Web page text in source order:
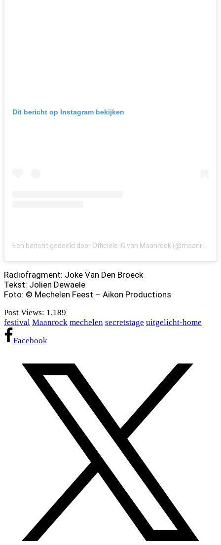
Dit bericht op Instagram bekijken
Radiofragment: Joke Van Den Broeck
Tekst: Jolien Dewaele
Foto: © Mechelen Feest – Aikon Productions
Post Views: 1,189
festival Maanrock mechelen secretstage uitgelicht-home
Facebook